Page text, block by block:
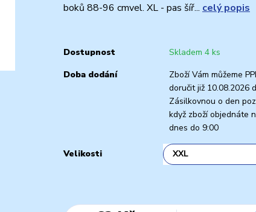
boků 88-96 cmvel. XL - pas šíř... celý popis
Dostupnost
Skladem 4 ks
Doba dodání
Zboží Vám můžeme
doručit již 10.08.2026
Zásilkovnou o den
když zboží objednáte
dnes do 9:00
Velikosti